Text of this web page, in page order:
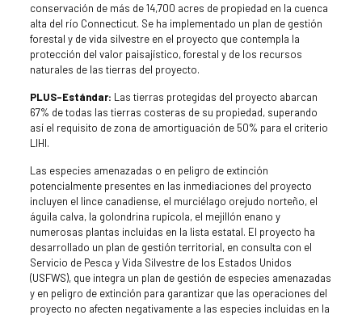
conservación de más de 14,700 acres de propiedad en la cuenca
alta del río Connecticut. Se ha implementado un plan de gestión
forestal y de vida silvestre en el proyecto que contempla la
protección del valor paisajístico, forestal y de los recursos
naturales de las tierras del proyecto.
PLUS-Estándar: Las tierras protegidas del proyecto abarcan
67% de todas las tierras costeras de su propiedad, superando
así el requisito de zona de amortiguación de 50% para el criterio
LIHI.
Las especies amenazadas o en peligro de extinción
potencialmente presentes en las inmediaciones del proyecto
incluyen el lince canadiense, el murciélago orejudo norteño, el
águila calva, la golondrina rupícola, el mejillón enano y
numerosas plantas incluidas en la lista estatal. El proyecto ha
desarrollado un plan de gestión territorial, en consulta con el
Servicio de Pesca y Vida Silvestre de los Estados Unidos
(USFWS), que integra un plan de gestión de especies amenazadas
y en peligro de extinción para garantizar que las operaciones del
proyecto no afecten negativamente a las especies incluidas en la